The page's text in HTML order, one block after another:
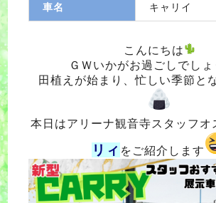
車名 キャリイ
こんにちは
ＧＷいかがお過ごしでしょ
田植えが始まり、忙しい季節と
本日はアリーナ観音寺スタッフオ
リィ をご紹介します